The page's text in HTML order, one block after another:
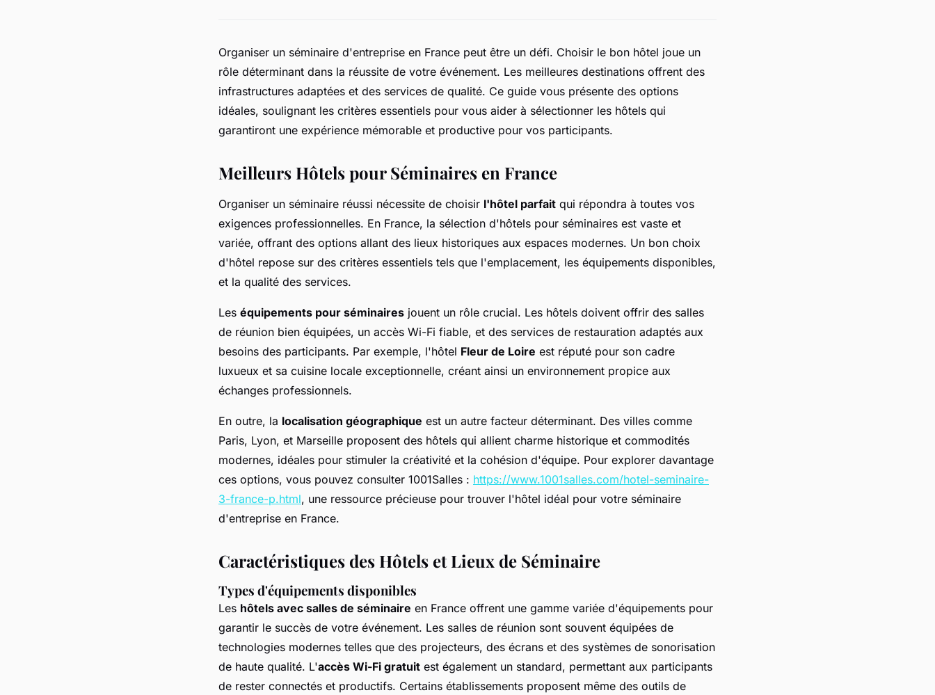
Organiser un séminaire d'entreprise en France peut être un défi. Choisir le bon hôtel joue un
rôle déterminant dans la réussite de votre événement. Les meilleures destinations offrent des
infrastructures adaptées et des services de qualité. Ce guide vous présente des options
idéales, soulignant les critères essentiels pour vous aider à sélectionner les hôtels qui
garantiront une expérience mémorable et productive pour vos participants.
Meilleurs Hôtels pour Séminaires en France
Organiser un séminaire réussi nécessite de choisir l'hôtel parfait qui répondra à toutes vos
exigences professionnelles. En France, la sélection d'hôtels pour séminaires est vaste et
variée, offrant des options allant des lieux historiques aux espaces modernes. Un bon choix
d'hôtel repose sur des critères essentiels tels que l'emplacement, les équipements disponibles,
et la qualité des services.
Les équipements pour séminaires jouent un rôle crucial. Les hôtels doivent offrir des salles
de réunion bien équipées, un accès Wi-Fi fiable, et des services de restauration adaptés aux
besoins des participants. Par exemple, l'hôtel Fleur de Loire est réputé pour son cadre
luxueux et sa cuisine locale exceptionnelle, créant ainsi un environnement propice aux
échanges professionnels.
En outre, la localisation géographique est un autre facteur déterminant. Des villes comme
Paris, Lyon, et Marseille proposent des hôtels qui allient charme historique et commodités
modernes, idéales pour stimuler la créativité et la cohésion d'équipe. Pour explorer davantage
ces options, vous pouvez consulter 1001Salles : https://www.1001salles.com/hotel-seminaire-
3-france-p.html, une ressource précieuse pour trouver l'hôtel idéal pour votre séminaire
d'entreprise en France.
Caractéristiques des Hôtels et Lieux de Séminaire
Types d'équipements disponibles
Les hôtels avec salles de séminaire en France offrent une gamme variée d'équipements pour
garantir le succès de votre événement. Les salles de réunion sont souvent équipées de
technologies modernes telles que des projecteurs, des écrans et des systèmes de sonorisation
de haute qualité. L'accès Wi-Fi gratuit est également un standard, permettant aux participants
de rester connectés et productifs. Certains établissements proposent même des outils de